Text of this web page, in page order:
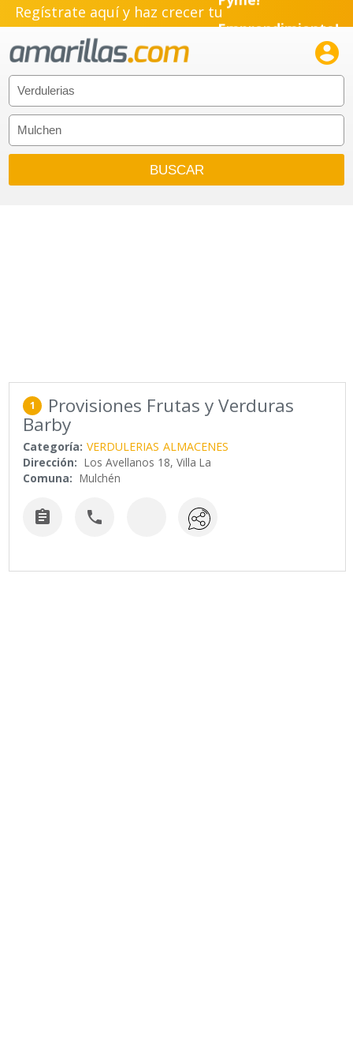
Regístrate aquí y haz crecer tuEmprendimiento!

1 Provisiones Frutas y Verduras
Barby
Categoría: VERDULERIAS ALMACENES
Dirección: Los Avellanos 18, Villa La
Comuna: Mulchén
 